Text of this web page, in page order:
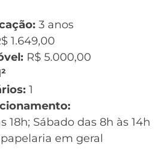
3 anos
1.649,00
R$ 5.000,00
1
18h; Sábado das 8h às 14h
em geral